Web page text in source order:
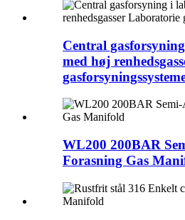
Central
med høj
WL200 200BAR
Forasning Gas